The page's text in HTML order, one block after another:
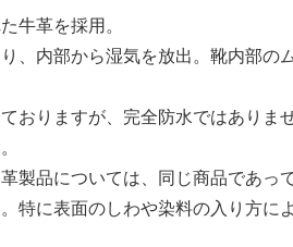
牛革を採用。
、内部から湿気を放出。靴内部の
おりますが、完全防水ではありま
製品については、同じ商品であっ
特に表面のしわや染料の入り方に